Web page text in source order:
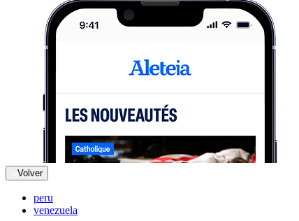
Volver
peru
venezuela